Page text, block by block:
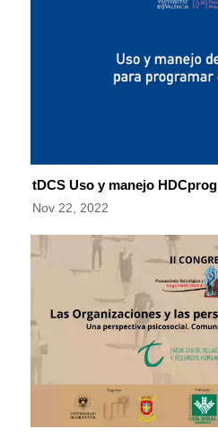
tDCS Uso y manejo HDCprog
Nov 22, 2022